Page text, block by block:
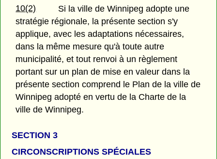
10(2)
Si la ville de Winnipeg adopte une
stratégie régionale, la présente section s'y
applique, avec les adaptations nécessaires,
dans la même mesure qu'à toute autre
municipalité, et tout renvoi à un règlement
portant sur un plan de mise en valeur dans la
présente section comprend le Plan de la ville de
Winnipeg adopté en vertu de la Charte de la
ville de Winnipeg.
SECTION 3
CIRCONSCRIPTIONS SPÉCIALES